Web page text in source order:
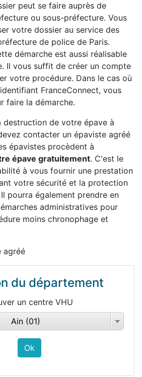
peut se faire auprès de
ou sous-préfecture. Vous
votre dossier au service des
de police de Paris.
démarche est aussi réalisable
Il vous suffit de créer un compte
votre procédure. Dans le cas où
FranceConnect, vous
faire la démarche.
destruction de votre épave à
contacter un épaviste agréé
épavistes procèdent à
épave gratuitement. C'est le
à vous fournir une prestation
votre sécurité et la protection
pourra également prendre en
administratives pour
moins chronophage et
agréé
du département
un centre VHU
Ain (01)